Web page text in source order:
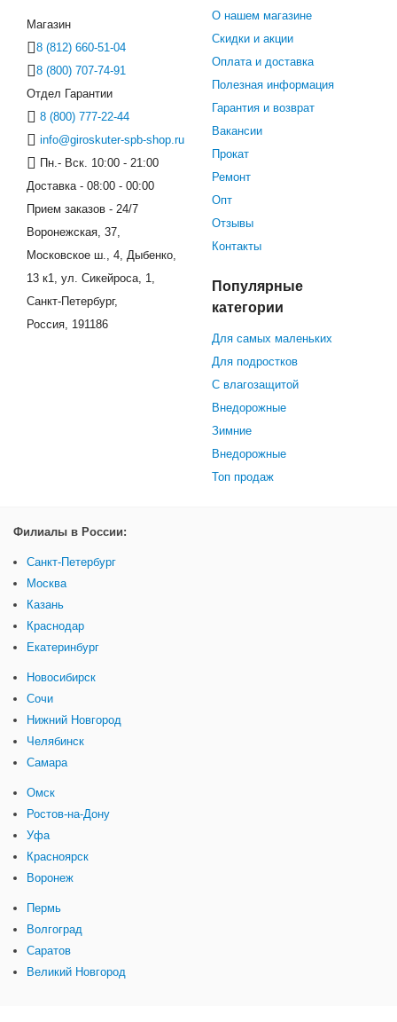
Магазин
8 (812) 660-51-04
8 (800) 707-74-91
Отдел Гарантии
8 (800) 777-22-44
info@giroskuter-spb-shop.ru
Пн.- Вск. 10:00 - 21:00
Доставка - 08:00 - 00:00
Прием заказов - 24/7
Воронежская, 37,
Московское ш., 4, Дыбенко,
13 к1, ул. Сикейроса, 1,
Санкт-Петербург,
Россия, 191186
О нашем магазине
Скидки и акции
Оплата и доставка
Полезная информация
Гарантия и возврат
Вакансии
Прокат
Ремонт
Опт
Отзывы
Контакты
Популярные
категории
Для самых маленьких
Для подростков
С влагозащитой
Внедорожные
Зимние
Внедорожные
Топ продаж
Филиалы в России:
Санкт-Петербург
Москва
Казань
Краснодар
Екатеринбург
Новосибирск
Сочи
Нижний Новгород
Челябинск
Самара
Омск
Ростов-на-Дону
Уфа
Красноярск
Воронеж
Пермь
Волгоград
Саратов
Великий Новгород